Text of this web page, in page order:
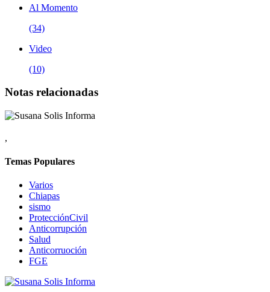
Al Momento
(34)
Video
(10)
Notas relacionadas
,
Temas Populares
Varios
Chiapas
sismo
ProtecciónCivil
Anticorrupción
Salud
Anticorruoción
FGE